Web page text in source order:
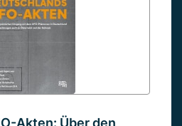
Akten: Über den